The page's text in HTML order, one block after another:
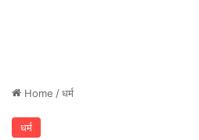
Home /धर्म
धर्म